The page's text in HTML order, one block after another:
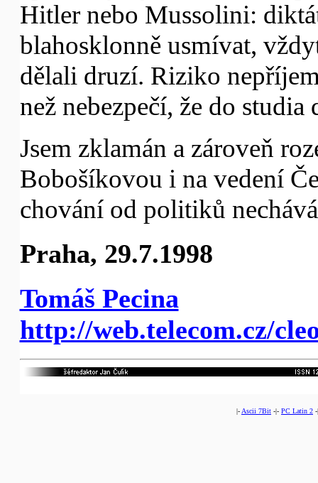
Hitler nebo Mussolini:
blahosklonně usmívat,
dělali druzí. Riziko
než nebezpečí, že do studia
Jsem zklamán a zároveň
Bobošíkovou i na vedení
chování od politiků
Praha, 29.7.1998
Tomáš Pecina
http://web.telecom.cz/
|- Ascii 7Bit -|- PC Latin 2